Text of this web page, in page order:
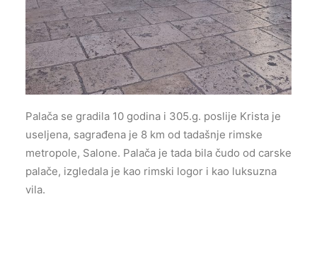
Palača se gradila 10 godina i 305.g. poslije Krista je
useljena, sagrađena je 8 km od tadašnje rimske
metropole, Salone. Palača je tada bila čudo od carske
palače, izgledala je kao rimski logor i kao luksuzna
vila.